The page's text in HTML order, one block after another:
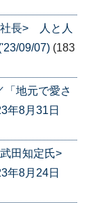
長> 人と人
09/07) (183
地元で愛さ
年8月31日
田知定氏>
年8月24日